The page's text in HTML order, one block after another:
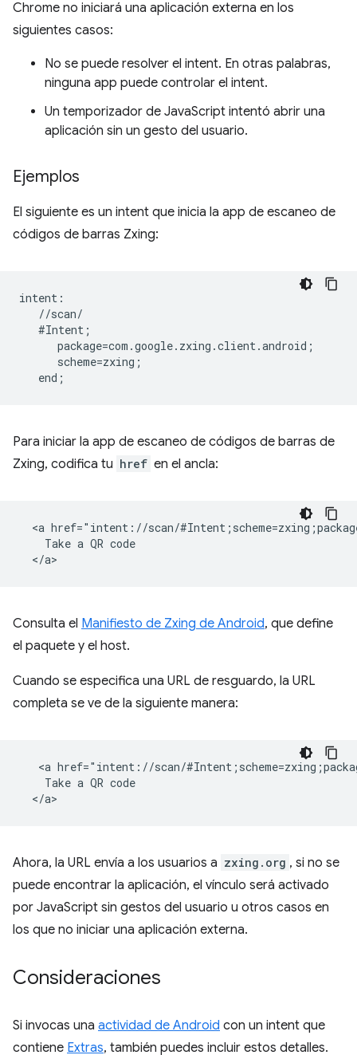
Chrome no iniciará una aplicación externa en los
siguientes casos:
No se puede resolver el intent. En otras palabras,
ninguna app puede controlar el intent.
Un temporizador de JavaScript intentó abrir una
aplicación sin un gesto del usuario.
Ejemplos
El siguiente es un intent que inicia la app de escaneo de
códigos de barras Zxing:
intent:
   //scan/
   #Intent;
      package=com.google.zxing.client.android;
      scheme=zxing;
Para iniciar la app de escaneo de códigos de barras de
Zxing, codifica tu href en el ancla:
<a href="intent://scan/
    Take a QR code
Consulta el Manifiesto de Zxing de Android, que define
el paquete y el host.
Cuando se especifica una URL de resguardo, la URL
completa se ve de la siguiente manera:
<a href="intent://scan/
    Take a QR code
Ahora, la URL envía a los usuarios a zxing.org , si no se
puede encontrar la aplicación, el vínculo será activado
por JavaScript sin gestos del usuario u otros casos en
los que no iniciar una aplicación externa.
Consideraciones
Si invocas una actividad de Android con un intent que
contiene Extras, también puedes incluir estos detalles.